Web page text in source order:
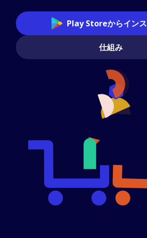
Play Storeからイン
仕組み